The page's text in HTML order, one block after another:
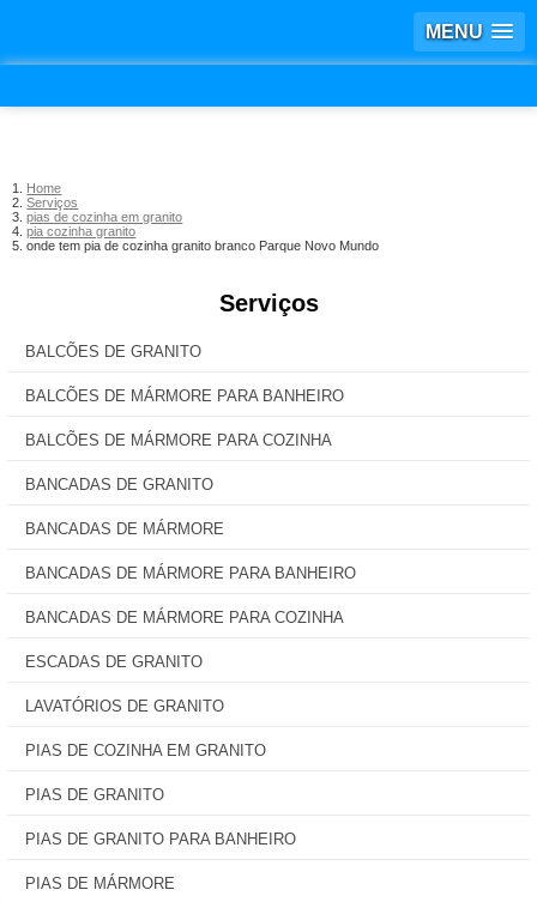
MENU
Home
Serviços
pias de cozinha em granito
pia cozinha granito
onde tem pia de cozinha granito branco Parque Novo Mundo
Serviços
BALCÕES DE GRANITO
BALCÕES DE MÁRMORE PARA BANHEIRO
BALCÕES DE MÁRMORE PARA COZINHA
BANCADAS DE GRANITO
BANCADAS DE MÁRMORE
BANCADAS DE MÁRMORE PARA BANHEIRO
BANCADAS DE MÁRMORE PARA COZINHA
ESCADAS DE GRANITO
LAVATÓRIOS DE GRANITO
PIAS DE COZINHA EM GRANITO
PIAS DE GRANITO
PIAS DE GRANITO PARA BANHEIRO
PIAS DE MÁRMORE